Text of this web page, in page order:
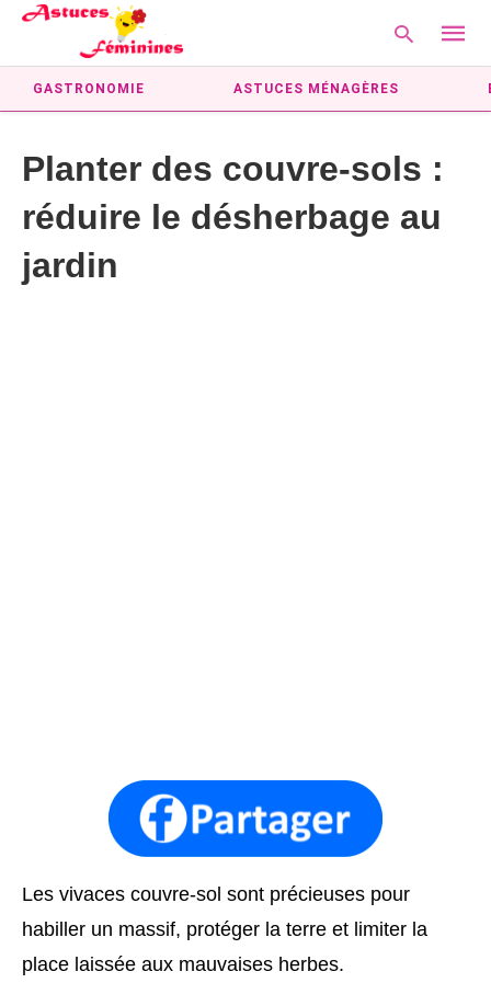
Type
search
GASTRONOMIE ASTUCES MÉNAGÈRES
Planter des couvre-sols :
réduire le désherbage au
jardin
Les vivaces couvre-sol sont précieuses pour
habiller un massif, protéger la terre et limiter la
place laissée aux mauvaises herbes.